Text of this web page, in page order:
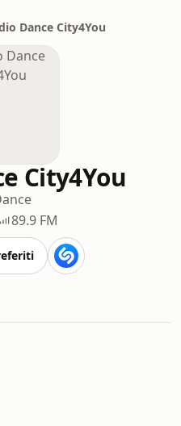
Dance City4You
City4You
89.9 FM